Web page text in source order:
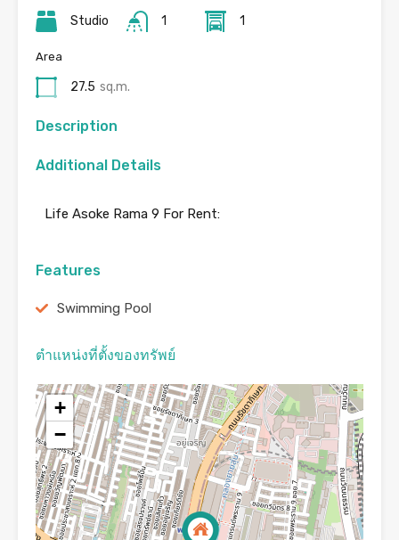
Studio 1 1
Area
27.5 sq.m.
Description
Additional Details
Life Asoke Rama 9 For Rent:
Features
Swimming Pool
ตำแหน่งที่ตั้งของทรัพย์
+
−